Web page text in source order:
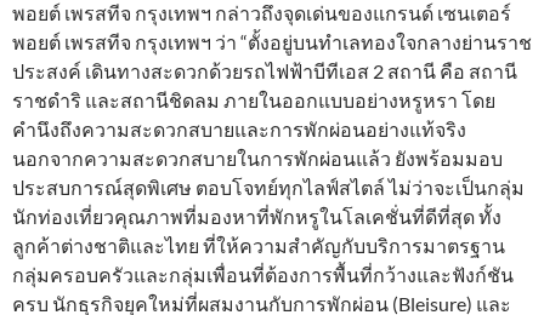
พอยต์ เพรสทีจ กรุงเทพฯ กล่าวถึงจุดเด่นของแกรนด์ เซนเตอร์
พอยต์ เพรสทีจ กรุงเทพฯ ว่า “ตั้งอยู่บนทำเลทองใจกลางย่านราช
ประสงค์ เดินทางสะดวกด้วยรถไฟฟ้าบีทีเอส 2 สถานี คือ สถานี
ราชดำริ และสถานีชิดลม ภายในออกแบบอย่างหรูหรา โดย
คำนึงถึงความสะดวกสบายและการพักผ่อนอย่างแท้จริง
นอกจากความสะดวกสบายในการพักผ่อนแล้ว ยังพร้อมมอบ
ประสบการณ์สุดพิเศษ ตอบโจทย์ทุกไลฟ์สไตล์ ไม่ว่าจะเป็นกลุ่ม
นักท่องเที่ยวคุณภาพที่มองหาที่พักหรูในโลเคชั่นที่ดีที่สุด ทั้ง
ลูกค้าต่างชาติและไทย ที่ให้ความสำคัญกับบริการมาตรฐาน
กลุ่มครอบครัวและกลุ่มเพื่อนที่ต้องการพื้นที่กว้างและฟังก์ชัน
ครบ นักธุรกิจยุคใหม่ที่ผสมงานกับการพักผ่อน (Bleisure) และ